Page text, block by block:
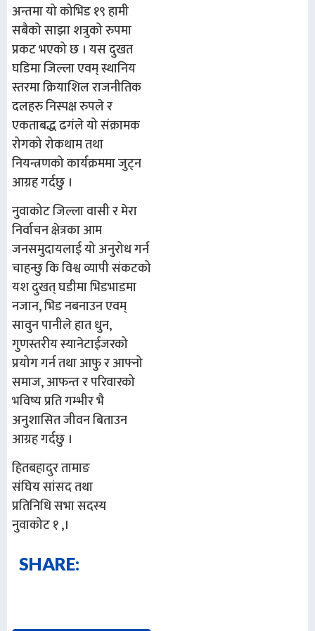
अन्तमा यो कोभिड १९ हामी
सबैको साझा शत्रुको रुपमा
प्रकट भएको छ । यस दुखत
घडिमा जिल्ला एवम् स्थानिय
स्तरमा क्रियाशिल राजनीतिक
दलहरु निस्पक्ष रुपले र
एकताबद्ध ढगंले यो संक्रामक
रोगको रोकथाम तथा
नियन्त्रणको कार्यक्रममा जुट्न
आग्रह गर्दछु ।
नुवाकोट जिल्ला वासी र मेरा
निर्वाचन क्षेत्रका आम
जनसमुदायलाई यो अनुरोध गर्न
चाहन्छु कि विश्व व्यापी संकटको
यश दुखत् घडीमा भिडभाडमा
नजान, भिड नबनाउन एवम्
सावुन पानीले हात धुन,
गुणस्तरीय स्यानेटाईजरको
प्रयोग गर्न तथा आफु र आफ्नो
समाज, आफन्त र परिवारको
भविष्य प्रति गम्भीर भै
अनुशासित जीवन बिताउन
आग्रह गर्दछु ।
हितबहादुर तामाङ
संघिय सांसद तथा
प्रतिनिधि सभा सदस्य
नुवाकोट १ ,।
SHARE: